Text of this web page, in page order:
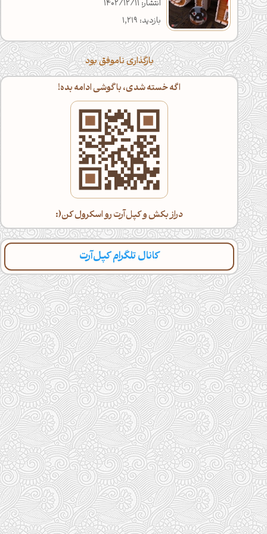
انتشار: 1402/12/11
بازدید: 1,219
بارگذاری ناموفق بود
اگه خسته شدی، با گوشی ادامه بده!
دراز بکش و کپل‌آرت رو اسکرول کن(:
کانال تلگرام کپل‌آرت